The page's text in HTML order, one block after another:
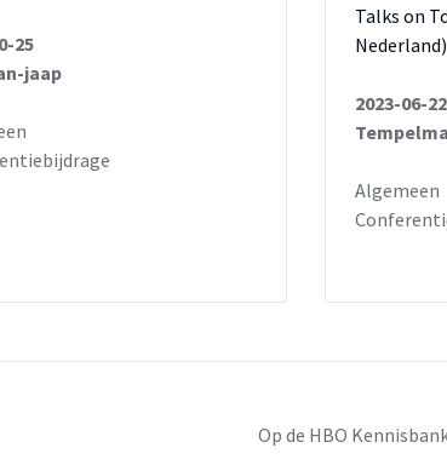
25
jaap
Talks on
Nederland)
2023-06-22
Algemeen
Op de HBO